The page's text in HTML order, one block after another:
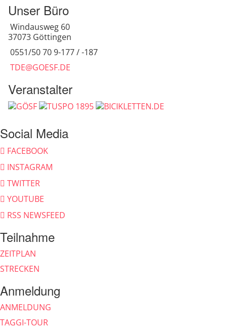
Unser Büro
Windausweg 60
37073 Göttingen
0551/50 70 9-177 / -187
TDE@GOESF.DE
Veranstalter
Social Media
FACEBOOK
INSTAGRAM
TWITTER
YOUTUBE
RSS NEWSFEED
Teilnahme
ZEITPLAN
STRECKEN
Anmeldung
ANMELDUNG
TAGGI-TOUR